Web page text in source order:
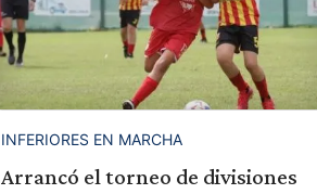
INFERIORES EN MARCHA
Arrancó el torneo de divisiones